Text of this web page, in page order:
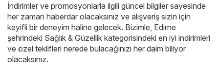
İndirimler ve promosyonlarla ilgili güncel bilgiler sayesinde
her zaman haberdar olacaksınız ve alışveriş sizin için
keyifli bir deneyim haline gelecek. Bizimle, Edirne
şehrindeki Sağlık & Güzellik kategorisindeki en iyi indirimleri
ve özel teklifleri nerede bulacağınızı her daim biliyor
olacaksınız.